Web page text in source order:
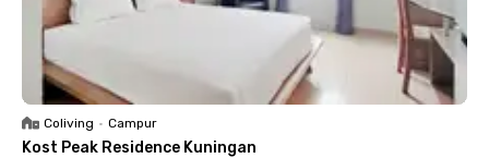
Coliving • Campur
Kost Peak Residence Kuningan